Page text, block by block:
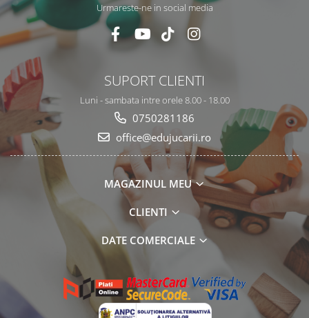
Urmareste-ne in social media
SUPORT CLIENTI
Luni - sambata intre orele 8.00 - 18.00
0750281186
office@edujucarii.ro
MAGAZINUL MEU
CLIENTI
DATE COMERCIALE